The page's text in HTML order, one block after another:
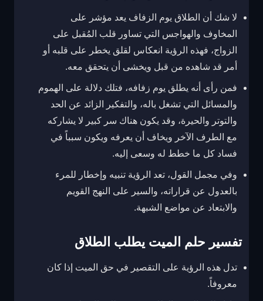
لا شك أن الطلاق يوم الزفاف يعد مؤشر على
المخاوف والهواجس التي تساور قلب المُقبل على
الزواج، فهذه الرؤية انعكاس لقلق يخطر على قلبه أو
أمر قد شاهده من قبل ويخشى أن يتحقق معه.
فمن رأى أنه يطلق يوم زفافه، فتلك دلالة على الهموم
والمسائل التي تشغل باله، والتفكير الزائد عن الحد
والتوتر والحيرة، وقد يكون هناك سر كبير لا يشاركه
مع الطرف الآخر ويخاف أن يعرفه ويكون سبباً في
فساد كل ما خطط له وسعى إليه.
وفي مجمل القول، تعد الرؤية تنبيه وإخطار للمرء
بالعدول عن قراراته، والسير على النهج القويم
والابتعاد عن مواضع الشبهة.
تفسير حلم الميت يطلب الطلاق
تدل هذه الرؤية على التقصير في حق الميت إذا كان
معروفاً.